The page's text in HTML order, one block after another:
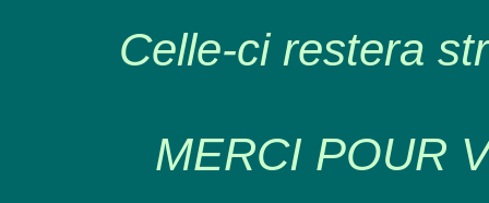
Celle-ci restera
MERCI POUR